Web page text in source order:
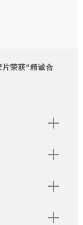
荣获“精诚合